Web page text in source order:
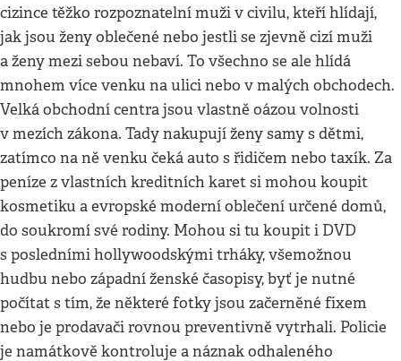
cizince těžko rozpoznatelní muži v civilu, kteří hlídají,
jak jsou ženy oblečené nebo jestli se zjevně cizí muži
a ženy mezi sebou nebaví. To všechno se ale hlídá
mnohem více venku na ulici nebo v malých obchodech.
Velká obchodní centra jsou vlastně oázou volnosti
v mezích zákona. Tady nakupují ženy samy s dětmi,
zatímco na ně venku čeká auto s řidičem nebo taxík. Za
peníze z vlastních kreditních karet si mohou koupit
kosmetiku a evropské moderní oblečení určené domů,
do soukromí své rodiny. Mohou si tu koupit i DVD
s posledními hollywoodskými trháky, všemožnou
hudbu nebo západní ženské časopisy, byť je nutné
počítat s tím, že některé fotky jsou začerněné fixem
nebo je prodavači rovnou preventivně vytrhali. Policie
je namátkově kontroluje a náznak odhaleného